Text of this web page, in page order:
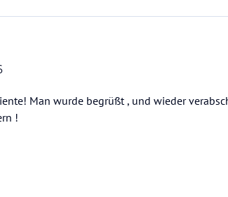
Man wurde begrüßt , und wieder
!